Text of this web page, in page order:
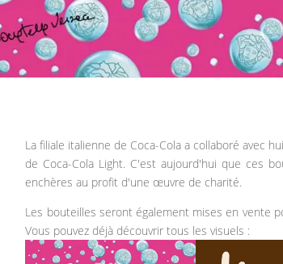
La filiale italienne de Coca-Cola a collaboré avec
de Coca-Cola Light. C'est aujourd'hui que ces
enchères au profit d'une œuvre de charité.
Les bouteilles seront également mises en vente
Vous pouvez déjà découvrir tous les visuels :